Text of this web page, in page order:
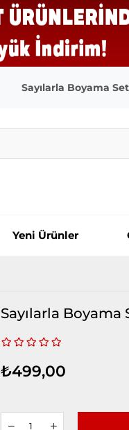
Sayılarla Boyama
Yeni Ürünler
Sayılarla Boyama
₺499,00